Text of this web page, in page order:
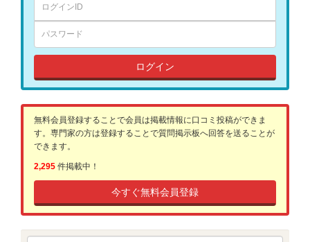
ログイン
無料会員登録することで会員は掲載情報に口コミ投稿ができま
す。専門家の方は登録することで質問掲示板へ回答を送ることが
できます。
2,295 件掲載中！
今すぐ無料会員登録